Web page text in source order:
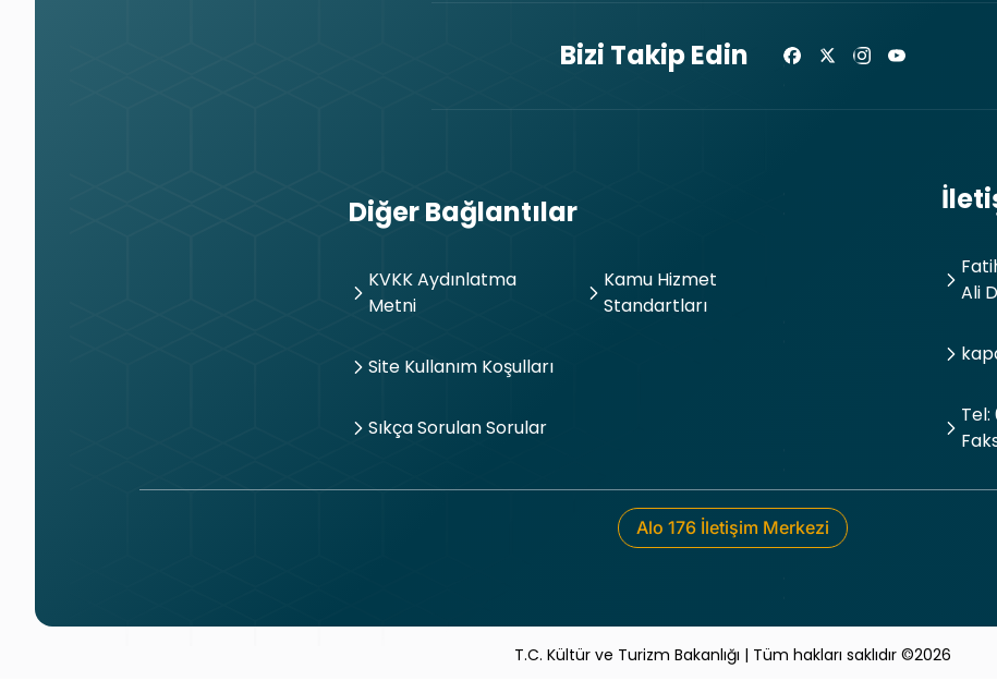
Bizi Takip Edin
Diğer Bağlantılar
KVKK Aydınlatma
Metni
Site Kullanım Koşulları
Sıkça Sorulan Sorular
Kamu Hizmet
Standartları
Ali
Alo 176 İletişim Merkezi
T.C. Kültür ve Turizm Bakanlığı | Tüm hakları saklıdır ©2026